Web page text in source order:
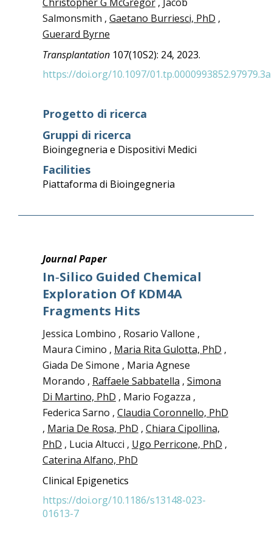
Salmonsmith , Gaetano Burriesci, PhD ,
Guerard Byrne
Transplantation 107(10S2): 24, 2023.
https://doi.org/10.1097/01.tp.0000993852.97979.3a
Progetto di ricerca
Gruppi di ricerca
Bioingegneria e Dispositivi Medici
Facilities
Piattaforma di Bioingegneria
Journal Paper
In‑silico Guided Chemical
Exploration Of KDM4A
Fragments Hits
Jessica Lombino , Rosario Vallone ,
Maura Cimino , Maria Rita Gulotta, PhD ,
Giada De Simone , Maria Agnese
Morando , Raffaele Sabbatella , Simona
Di Martino, PhD , Mario Fogazza ,
Federica Sarno , Claudia Coronnello, PhD
, Maria De Rosa, PhD , Chiara Cipollina,
PhD , Lucia Altucci , Ugo Perricone, PhD ,
Caterina Alfano, PhD
Clinical Epigenetics
https://doi.org/10.1186/s13148-023-
01613-7